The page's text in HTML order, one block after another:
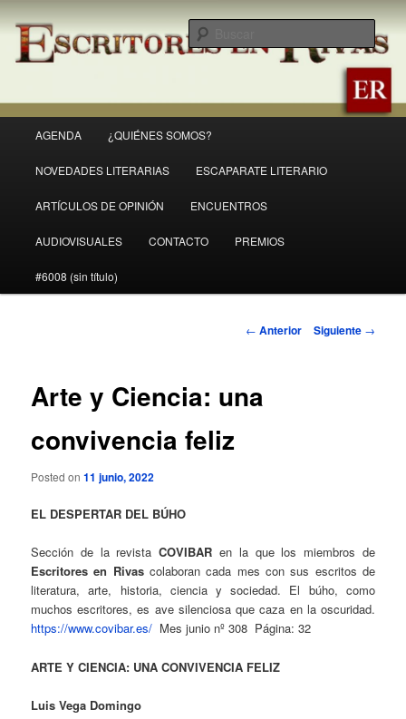
Ir
al
contenido
principal
Revista Escritores en Rivas
principal
AGENDA ¿QUIÉNES SOMOS?
NOVEDADES LITERARIAS ESCAPARATE LITERARIO
ARTÍCULOS DE OPINIÓN ENCUENTROS
AUDIOVISUALES CONTACTO PREMIOS
#6008 (sin título)
Navegación
← Anterior Siguiente →
Arte y Ciencia: una
convivencia feliz
Posted on11 junio, 2022
EL DESPERTAR DEL BÚHO
Sección de la revistaCOVIBAR en la que los miembros de
Escritores en Rivascolaboran cada mes con sus escritos de
literatura, arte, historia, ciencia y sociedad. El búho, como
muchos escritores, es ave silenciosa que caza en la oscuridad.
https://www.covibar.es/ Mes junio nº 308 Página: 32
ARTE Y CIENCIA: UNA CONVIVENCIA FELIZ
Luis Vega Domingo